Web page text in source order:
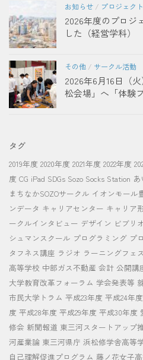
お知らせ / プロジェク
2026年度のプロジ
した（経営学科）
その他 / サークル活動
2026年6月16日（
松会場」へ「体験
タグ
2019年度 2020年度 2021年度 2022年度
度 CG iPad SDGs Sozo Socks Station
まちなかSOZOサークル イオンモール
ンデータ キャリアセンター キャリア
ークルインタビュー デザイン ビブリ
シュマンスクール プログラミング プ
タフネス講座 ラジオ ラーニングフェ
高等学校 中部ガス不動産 会計 公開講
大学教育改革フォーラム 学会発表等
市民大学トラム 平成23年度 平成24年度
度 平成28年度 平成29年度 平成30年度
修会 新聞報道 東三河スタートアップ
河産業論 東三河県庁 浜松修学舎高等
自己理解促進プログラム 藤ノ花女子